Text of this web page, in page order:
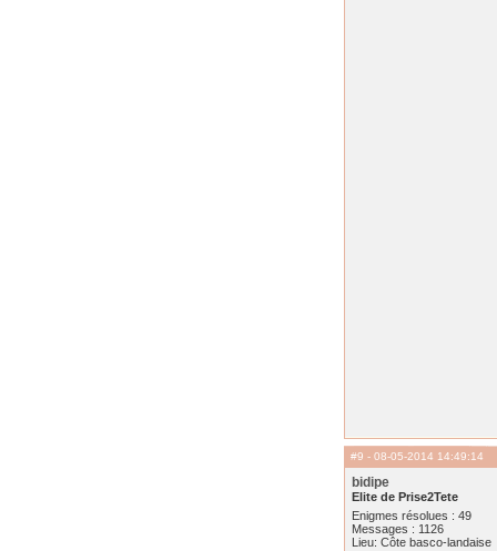
#9 - 08-05-2014 14:49:14
bidipe
Elite de Prise2Tete
Enigmes résolues : 49
Messages : 1126
Lieu: Côte basco-landaise